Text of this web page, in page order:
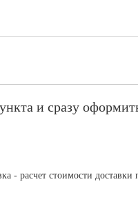
и сразу
стоимости доставки